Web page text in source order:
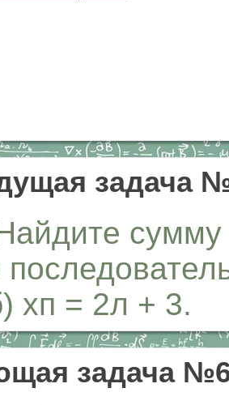
задача
сумму
= 2л + 3.
задача